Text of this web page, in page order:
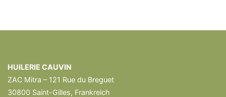
HUILERIE CAUVIN
ZAC Mitra – 121 Rue du Breguet
30800 Saint-Gilles, Frankreich